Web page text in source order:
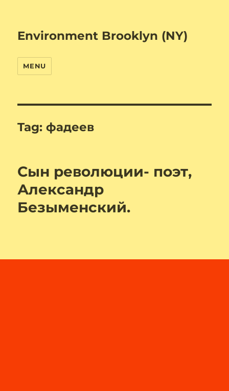
Environment Brooklyn (NY)
MENU
Tag:фадеев
Сын революции- поэт,
Александр
Безыменский.